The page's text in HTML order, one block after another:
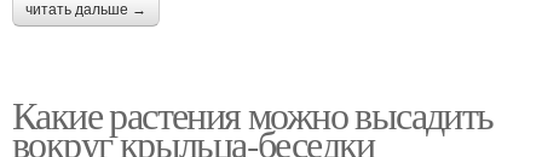
читать дальше →
Какие растения можно высадить
вокруг крыльца-беседки